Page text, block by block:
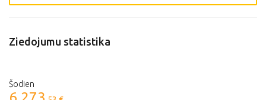
Ziedojumu statistika
Šodien